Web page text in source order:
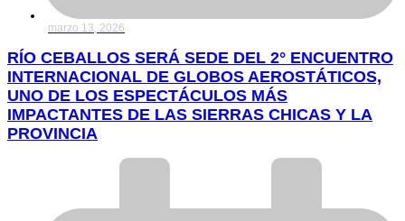
marzo 13, 2026
RÍO CEBALLOS SERÁ SEDE DEL 2° ENCUENTRO
INTERNACIONAL DE GLOBOS AEROSTÁTICOS,
UNO DE LOS ESPECTÁCULOS MÁS
IMPACTANTES DE LAS SIERRAS CHICAS Y LA
PROVINCIA